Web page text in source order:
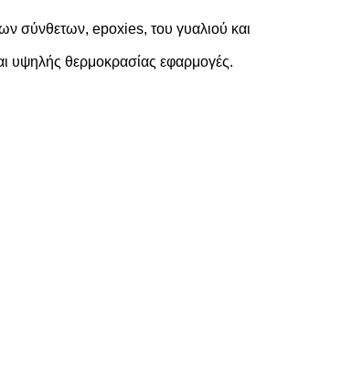
σύνθετων, epoxies, του γυαλιού και
υψηλής θερμοκρασίας εφαρμογές.